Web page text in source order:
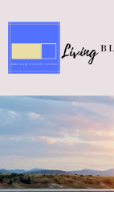
to
content
關於我們
奉獻支持